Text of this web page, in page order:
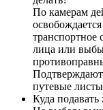
По камерам
транспортное
лица или
Подтверждают
путевые
Куда